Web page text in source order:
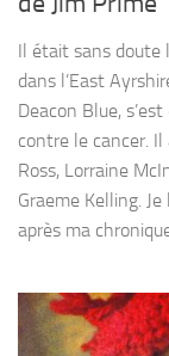
Il était sans doute
dans l’East
Deacon Blue,
contre le cancer.
Ross, Lorraine
Graeme Kelling.
après ma